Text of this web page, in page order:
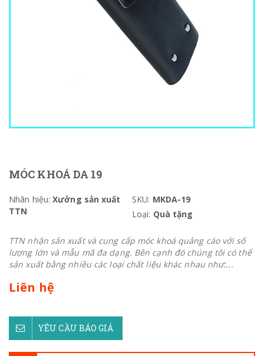
MÓC KHOÁ DA 19
Nhãn hiệu: Xưởng sản xuất
TTN
SKU: MKDA-19
Loại: Quà tặng
TTN nhận sản xuất và cung cấp móc khoá quảng cáo với số
lượng lớn và mẫu mã đa dạng. Bên cạnh đó chúng tôi có thể
sản xuất bằng nhiều các loại chất liệu khác nhau như:...
Liên hệ
YÊU CẦU BÁO GIÁ